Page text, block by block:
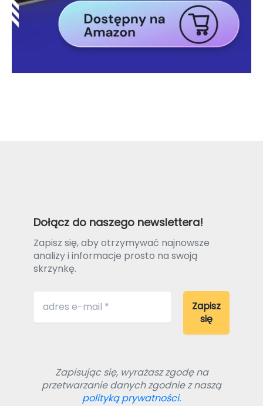
Dołącz do naszego newslettera!
Zapisz się, aby otrzymywać najnowsze
analizy i informacje prosto na swoją
skrzynkę.
Zapisując się, wyrażasz zgodę na
przetwarzanie danych zgodnie z naszą
polityką prywatności.